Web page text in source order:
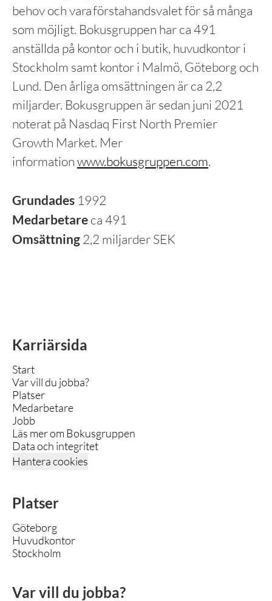
behov och vara förstahandsvalet för så många
som möjligt. Bokusgruppen har ca 491
anställda på kontor och i butik, huvudkontor i
Stockholm samt kontor i Malmö, Göteborg och
Lund. Den årliga omsättningen är ca 2,2
miljarder. Bokusgruppen är sedan juni 2021
noterat på Nasdaq First North Premier
Growth Market. Mer
informationwww.bokusgruppen.com.
Grundades 1992
Medarbetare ca 491
Omsättning 2,2 miljarder SEK
Karriärsida
Start
Var vill du jobba?
Platser
Medarbetare
Jobb
Läs mer om Bokusgruppen
Data och integritet
Hantera cookies
Platser
Göteborg
Huvudkontor
Stockholm
Var vill du jobba?